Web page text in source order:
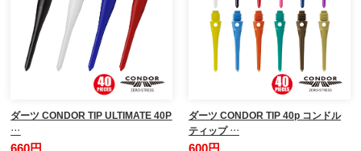
ダーツ CONDOR TIP ULTIMATE 40P
…
ダーツ CONDOR TIP 40p コンドル
ティップ …